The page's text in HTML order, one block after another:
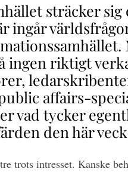
sträcker
ingår
ingen riktigt
affairs-
vad tycker
den här
trots intresset. Kanske